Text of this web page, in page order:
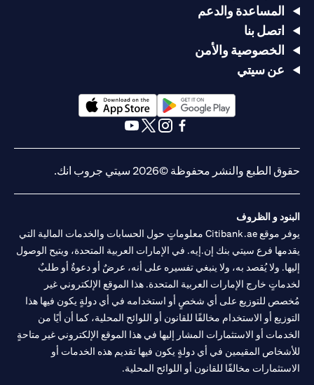
المساعدة والدعم
اتصل بنا
الخصوصية والأمن
عن سيتي
(opens in a new tab)
حقوق الطبع والنشر محفوظة ©2026 سيتي جروب انك.
البنود و الظروف
يوفر موقع Citibank.ae معلوماتٍ حول الحسابات والخدمات المالية التي
يقدمها فرع سيتي بنك إن.إيه. في الإمارات العربية المتحدة، ويتيح الوصول
إليها. ولا يُقصد به، ولا ينبغي تفسيره على أنه، عرضٌ أو دعوةٌ أو طلبٌ
لخدماتٍ خارج الإمارات العربية المتحدة. هذا الموقع الإلكتروني غير
مُخصص للتوزيع على أي شخصٍ أو استخدامه في أي دولةٍ يكون فيها هذا
التوزيع أو الاستخدام مخالفًا للقانون أو اللوائح المحلية، كما أن أيًا من
الخدمات أو الاستثمارات المشار إليها في هذا الموقع الإلكتروني غير متاحةٍ
للأشخاص المقيمين في أي دولةٍ يكون فيها تقديم هذه الخدمات أو
الاستثمارات مخالفًا للقانون أو اللوائح المحلية.